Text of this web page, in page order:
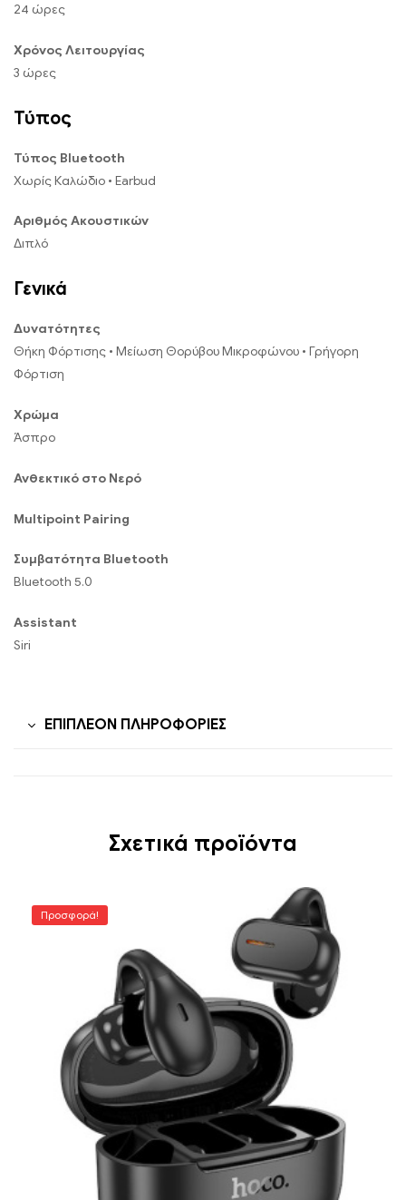
24 ώρες
Χρόνος Λειτουργίας
3 ώρες
Τύπος
Τύπος Bluetooth
Χωρίς Καλώδιο • Earbud
Αριθμός Ακουστικών
Διπλό
Γενικά
Δυνατότητες
Θήκη Φόρτισης • Μείωση Θορύβου Μικροφώνου • Γρήγορη
Φόρτιση
Χρώμα
Άσπρο
Ανθεκτικό στο Νερό
Μultipoint Pairing
Συμβατότητα Bluetooth
Bluetooth 5.0
Assistant
Siri
ΕΠΙΠΛΈΟΝ ΠΛΗΡΟΦΟΡΊΕΣ
Σχετικά προϊόντα
Προσφορά!